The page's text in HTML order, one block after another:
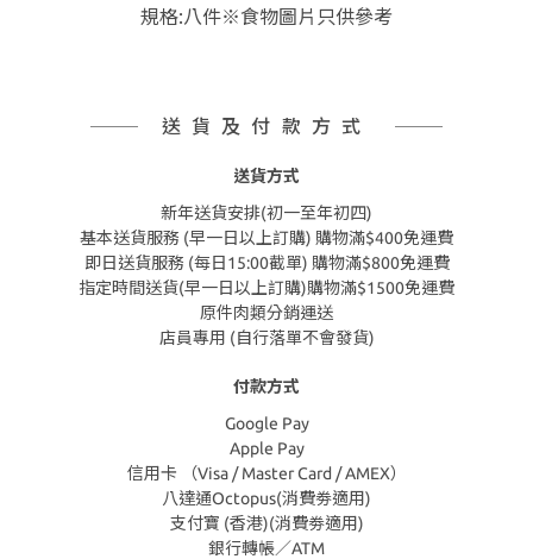
規格:八件※食物圖片只供參考
送貨及付款方式
送貨方式
新年送貨安排(初一至年初四)
基本送貨服務 (早一日以上訂購) 購物滿$400免運費
即日送貨服務 (每日15:00截單) 購物滿$800免運費
指定時間送貨(早一日以上訂購)購物滿$1500免運費
原件肉類分銷運送
店員專用 (自行落單不會發貨)
付款方式
Google Pay
Apple Pay
信用卡 （Visa / Master Card / AMEX）
八達通Octopus(消費劵適用)
支付寶 (香港)(消費劵適用)
銀行轉帳／ATM